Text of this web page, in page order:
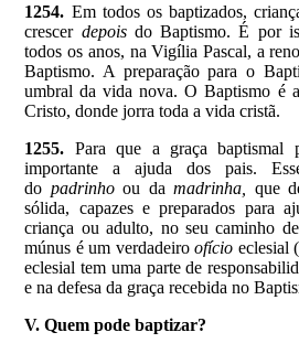
1254. Em todos os baptizados,
crescer depois do Baptismo. É por
todos os anos, na Vigília Pascal, a
Baptismo. A preparação para o
umbral da vida nova. O Baptismo é
Cristo, donde jorra toda a vida cristã.
1255. Para que a graça baptismal
importante a ajuda dos pais.
do padrinho ou da madrinha,
que
sólida, capazes e preparados para
criança ou adulto, no seu caminho
múnus é um verdadeiro ofício eclesial
eclesial tem uma parte de
e na defesa da graça recebida no
V. Quem pode baptizar?